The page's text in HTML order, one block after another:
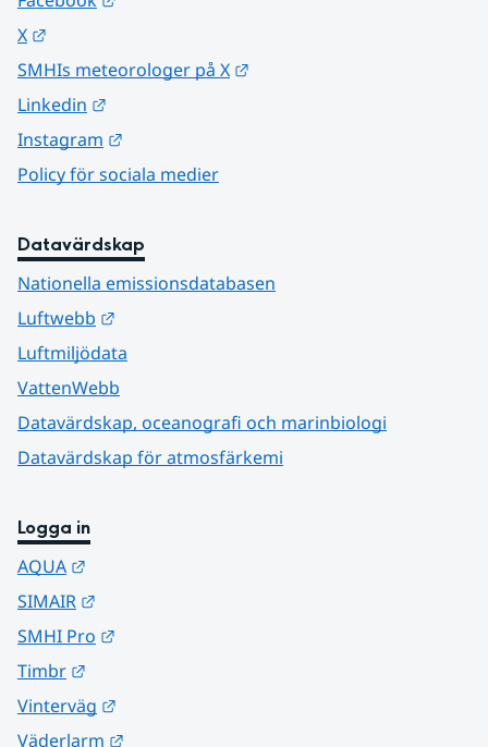
X
SMHIs meteorologer på X
Linkedin
Instagram
Policy för sociala medier
Datavärdskap
Nationella emissionsdatabasen
Luftwebb
Luftmiljödata
VattenWebb
Datavärdskap, oceanografi och marinbiologi
Datavärdskap för atmosfärkemi
Logga in
AQUA
SIMAIR
SMHI Pro
Timbr
Vinterväg
Väderlarm